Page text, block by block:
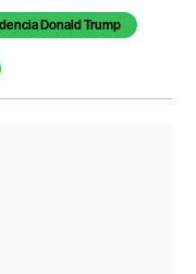
Donald Trump